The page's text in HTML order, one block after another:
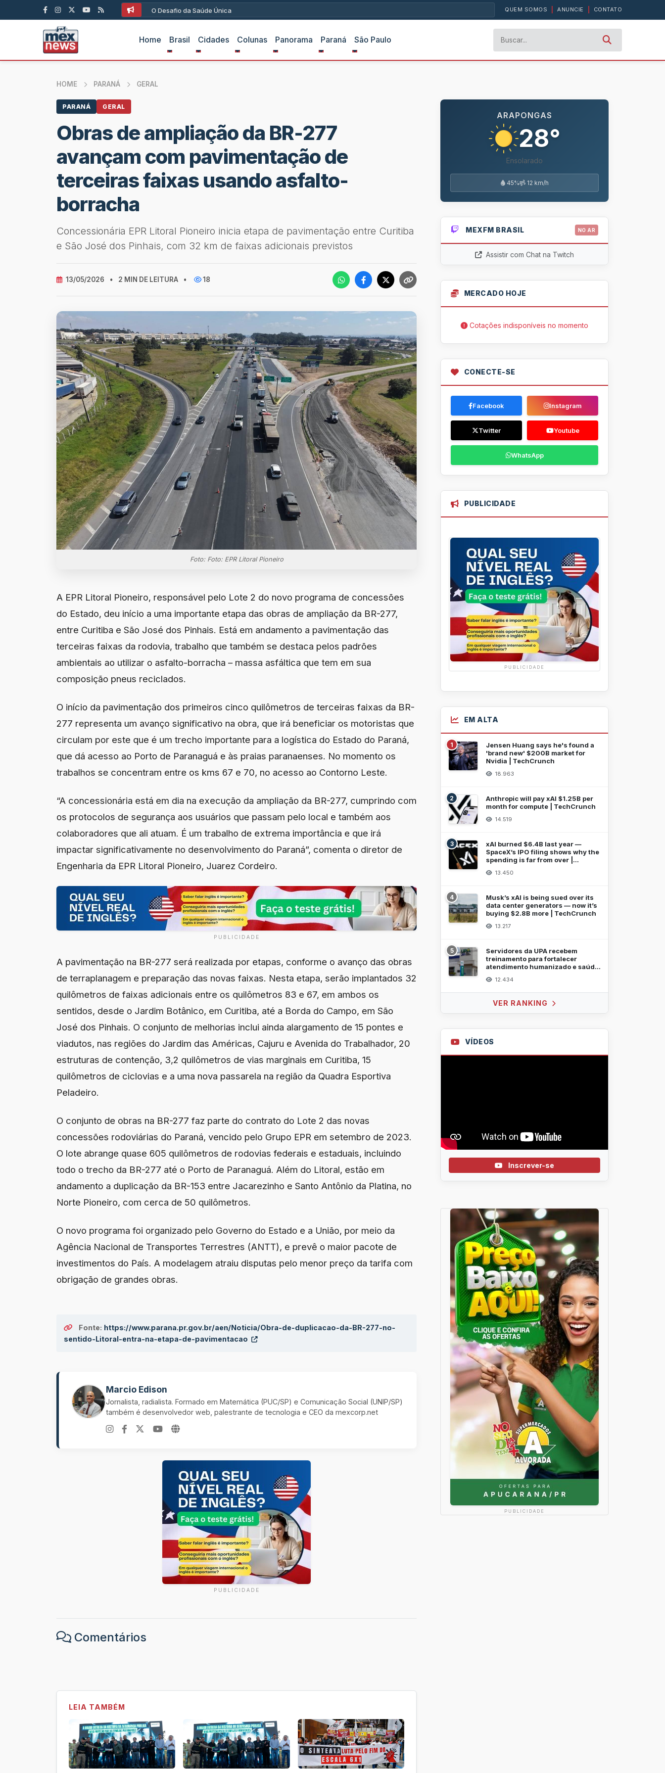
O Desafio da Saúde Única QUEM SOMOS ANUNCIE CONTATO
Home Brasil Cidades Colunas Panorama Paraná São Paulo
HOME PARANÁ GERAL
PARANÁ GERAL
Obras de ampliação da BR-277
avançam com pavimentação de
terceiras faixas usando asfalto-
borracha
Concessionária EPR Litoral Pioneiro inicia etapa de pavimentação entre Curitiba
e São José dos Pinhais, com 32 km de faixas adicionais previstos
13/05/2026 • 2 MIN DE LEITURA • 18
Foto: Foto: EPR Litoral Pioneiro
A EPR Litoral Pioneiro, responsável pelo Lote 2 do novo programa de concessões
do Estado, deu início a uma importante etapa das obras de ampliação da BR-277,
entre Curitiba e São José dos Pinhais. Está em andamento a pavimentação das
terceiras faixas da rodovia, trabalho que também se destaca pelos padrões
ambientais ao utilizar o asfalto-borracha – massa asfáltica que tem em sua
composição pneus reciclados.
O início da pavimentação dos primeiros cinco quilômetros de terceiras faixas da BR-
277 representa um avanço significativo na obra, que irá beneficiar os motoristas que
circulam por este que é um trecho importante para a logística do Estado do Paraná,
que dá acesso ao Porto de Paranaguá e às praias paranaenses. No momento os
trabalhos se concentram entre os kms 67 e 70, no acesso ao Contorno Leste.
“A concessionária está em dia na execução da ampliação da BR-277, cumprindo com
os protocolos de segurança aos usuários que passam pelo local e também aos
colaboradores que ali atuam. É um trabalho de extrema importância e que irá
impactar significativamente no desenvolvimento do Paraná”, comenta o diretor de
Engenharia da EPR Litoral Pioneiro, Juarez Cordeiro.
PUBLICIDADE
A pavimentação na BR-277 será realizada por etapas, conforme o avanço das obras
de terraplanagem e preparação das novas faixas. Nesta etapa, serão implantados 32
quilômetros de faixas adicionais entre os quilômetros 83 e 67, em ambos os
sentidos, desde o Jardim Botânico, em Curitiba, até a Borda do Campo, em São
José dos Pinhais. O conjunto de melhorias inclui ainda alargamento de 15 pontes e
viadutos, nas regiões do Jardim das Américas, Cajuru e Avenida do Trabalhador, 20
estruturas de contenção, 3,2 quilômetros de vias marginais em Curitiba, 15
quilômetros de ciclovias e a uma nova passarela na região da Quadra Esportiva
Peladeiro.
O conjunto de obras na BR-277 faz parte do contrato do Lote 2 das novas
concessões rodoviárias do Paraná, vencido pelo Grupo EPR em setembro de 2023.
O lote abrange quase 605 quilômetros de rodovias federais e estaduais, incluindo
todo o trecho da BR-277 até o Porto de Paranaguá. Além do Litoral, estão em
andamento a duplicação da BR-153 entre Jacarezinho e Santo Antônio da Platina, no
Norte Pioneiro, com cerca de 50 quilômetros.
O novo programa foi organizado pelo Governo do Estado e a União, por meio da
Agência Nacional de Transportes Terrestres (ANTT), e prevê o maior pacote de
investimentos do País. A modelagem atraiu disputas pelo menor preço da tarifa com
obrigação de grandes obras.
Fonte: https://www.parana.pr.gov.br/aen/Noticia/Obra-de-duplicacao-da-BR-277-no-
sentido-Litoral-entra-na-etapa-de-pavimentacao
Marcio Edison
Jornalista, radialista. Formado em Matemática (PUC/SP) e Comunicação Social (UNIP/SP)
também é desenvolvedor web, palestrante de tecnologia e CEO da mexcorp.net
PUBLICIDADE
Comentários
LEIA TAMBÉM
ARAPONGAS
28°
Ensolarado
45% 12 km/h
MEXFM BRASIL NO AR
Assistir com Chat na Twitch
MERCADO HOJE
Cotações indisponíveis no momento
CONECTE-SE
Facebook Instagram
Twitter Youtube
WhatsApp
PUBLICIDADE
PUBLICIDADE
EM ALTA
1
Jensen Huang says he's found a
'brand new' $200B market for
Nvidia | TechCrunch
18.963
2
Anthropic will pay xAI $1.25B per
month for compute | TechCrunch
14.519
3
xAI burned $6.4B last year —
SpaceX’s IPO filing shows why the
spending is far from over |
13.450
4
Musk’s xAI is being sued over its
data center generators — now it’s
buying $2.8B more | TechCrunch
13.217
5
Servidores da UPA recebem
treinamento para fortalecer
atendimento humanizado e saúde
12.434
VER RANKING
VÍDEOS
Inscrever-se
PUBLICIDADE